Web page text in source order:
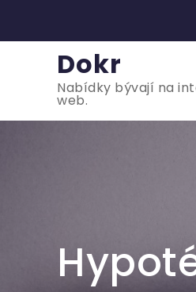
content Dokr
Nabídky bývají na
web.